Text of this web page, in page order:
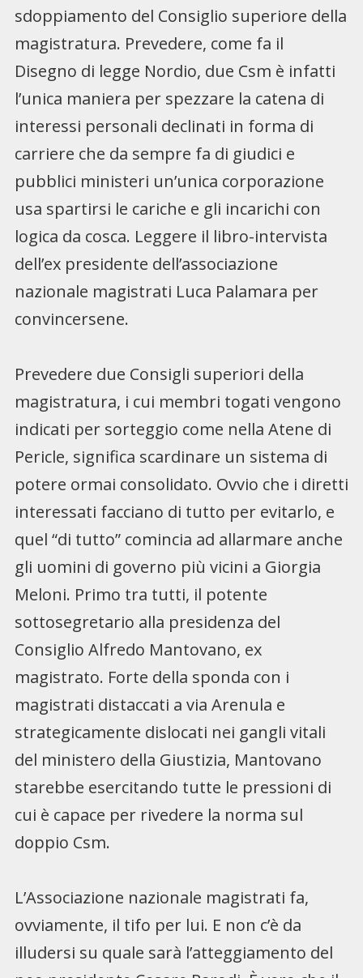
sdoppiamento del Consiglio superiore della
magistratura. Prevedere, come fa il
Disegno di legge Nordio, due Csm è infatti
l’unica maniera per spezzare la catena di
interessi personali declinati in forma di
carriere che da sempre fa di giudici e
pubblici ministeri un’unica corporazione
usa spartirsi le cariche e gli incarichi con
logica da cosca. Leggere il libro-intervista
dell’ex presidente dell’associazione
nazionale magistrati Luca Palamara per
convincersene.
Prevedere due Consigli superiori della
magistratura, i cui membri togati vengono
indicati per sorteggio come nella Atene di
Pericle, significa scardinare un sistema di
potere ormai consolidato. Ovvio che i diretti
interessati facciano di tutto per evitarlo, e
quel “di tutto” comincia ad allarmare anche
gli uomini di governo più vicini a Giorgia
Meloni. Primo tra tutti, il potente
sottosegretario alla presidenza del
Consiglio Alfredo Mantovano, ex
magistrato. Forte della sponda con i
magistrati distaccati a via Arenula e
strategicamente dislocati nei gangli vitali
del ministero della Giustizia, Mantovano
starebbe esercitando tutte le pressioni di
cui è capace per rivedere la norma sul
doppio Csm.
L’Associazione nazionale magistrati fa,
ovviamente, il tifo per lui. E non c’è da
illudersi su quale sarà l’atteggiamento del